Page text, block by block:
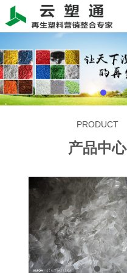
PRODUCT
产品中心